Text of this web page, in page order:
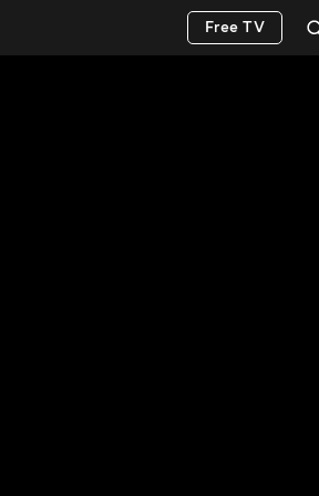
Free TV